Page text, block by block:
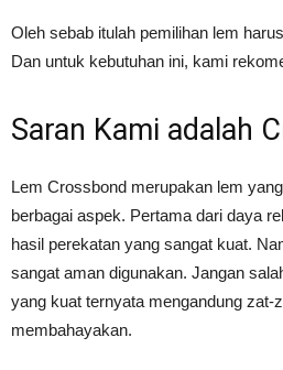
Oleh sebab itulah pemilihan lem
Dan untuk kebutuhan ini, kami
Saran Kami adalah
Lem Crossbond merupakan lem
berbagai aspek. Pertama dari daya
hasil perekatan yang sangat kuat.
sangat aman digunakan. Jangan
yang kuat ternyata mengandung zat-
membahayakan.